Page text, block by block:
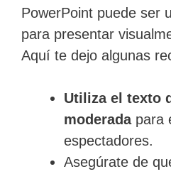
PowerPoint puede ser
para presentar
Aquí te dejo algunas
Utiliza el texto
moderadapara
espectadores.
Asegúrate de